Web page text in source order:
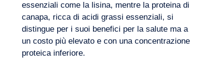
essenziali come la lisina, mentre la proteina di
canapa, ricca di acidi grassi essenziali, si
distingue per i suoi benefici per la salute ma a
un costo più elevato e con una concentrazione
proteica inferiore.